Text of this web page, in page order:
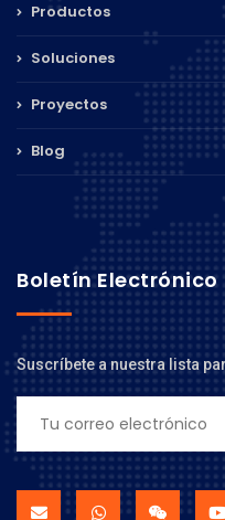
Productos
Soluciones
Proyectos
Blog
Boletín Electrónico
Suscríbete a nuestra lista